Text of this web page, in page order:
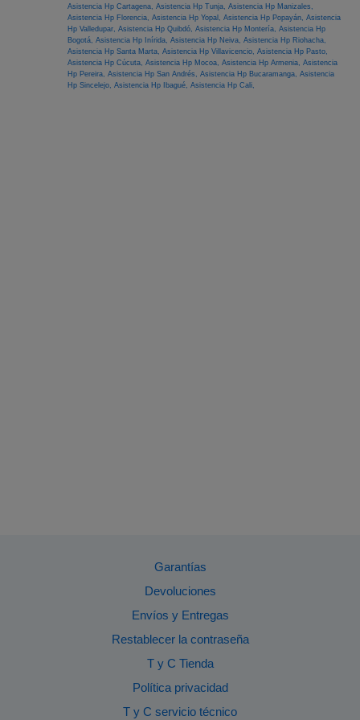
Asistencia Hp Cartagena, Asistencia Hp Tunja, Asistencia Hp Manizales,
Asistencia Hp Florencia, Asistencia Hp Yopal, Asistencia Hp Popayán, Asistencia
Hp Valledupar, Asistencia Hp Quibdó, Asistencia Hp Montería, Asistencia Hp
Bogotá, Asistencia Hp Inírida, Asistencia Hp Neiva, Asistencia Hp Riohacha,
Asistencia Hp Santa Marta, Asistencia Hp Villavicencio, Asistencia Hp Pasto,
Asistencia Hp Cúcuta, Asistencia Hp Mocoa, Asistencia Hp Armenia, Asistencia
Hp Pereira, Asistencia Hp San Andrés, Asistencia Hp Bucaramanga, Asistencia
Hp Sincelejo, Asistencia Hp Ibagué, Asistencia Hp Cali,
Garantías
Devoluciones
Envíos y Entregas
Restablecer la contraseña
T y C Tienda
Política privacidad
T y C servicio técnico